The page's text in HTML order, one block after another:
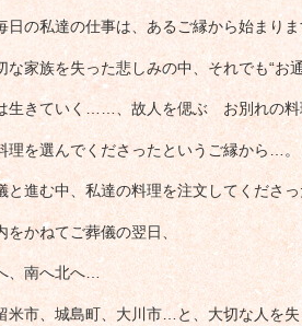
日の私達の仕事は、あるご縁から始まりま
な家族を失った悲しみの中、それでも“お
生きていく……、故人を偲ぶ お別れの料
理を選んでくださったというご縁から…。
と進む中、私達の料理を注文してくださ
をかねてご葬儀の翌日、
、南へ北へ…
米市、城島町、大川市…と、大切な人を